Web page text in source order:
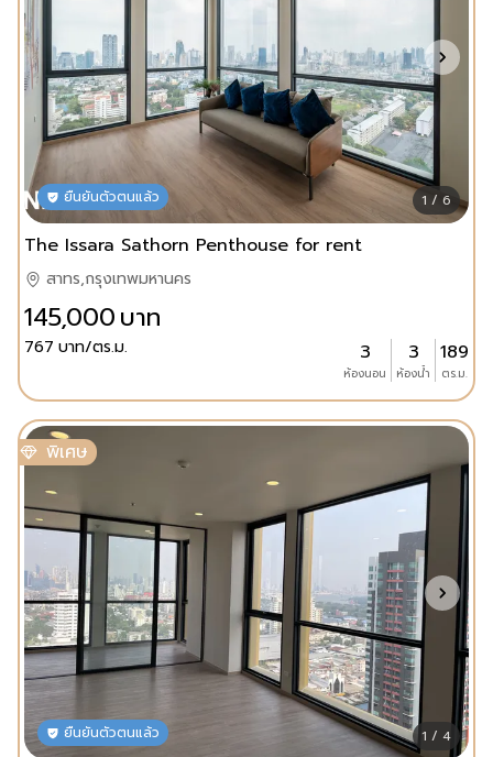
1 / 6
ยืนยันตัวตนแล้ว
The Issara Sathorn Penthouse for rent
สาทร,กรุงเทพมหานคร
145,000บาท
767 บาท/ตร.ม. 3
ห้องนอน
3
ห้องน้ำ
189
ตร.ม.
พิเศษ
1 / 4
ยืนยันตัวตนแล้ว